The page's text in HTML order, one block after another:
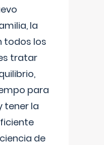
la
todos los
tratar
para
tener la
de